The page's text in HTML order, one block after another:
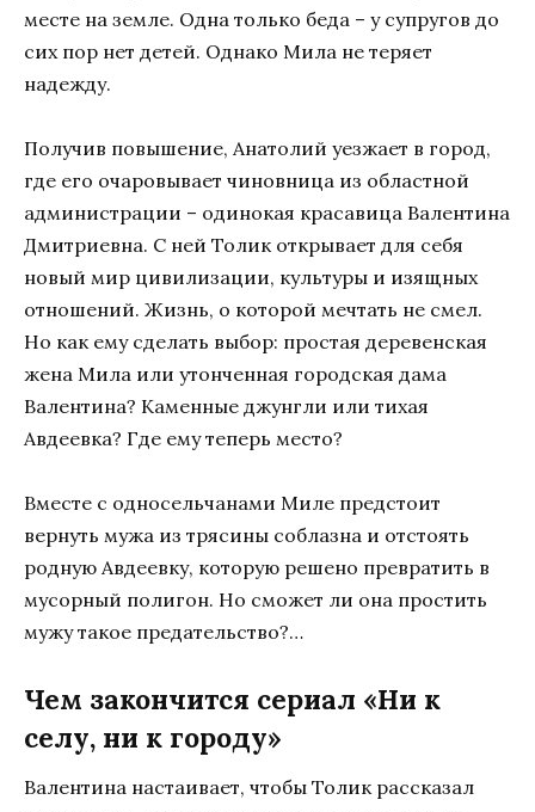
месте на земле. Одна только беда – у супругов до
сих пор нет детей. Однако Мила не теряет
надежду.
Получив повышение, Анатолий уезжает в город,
где его очаровывает чиновница из областной
администрации – одинокая красавица Валентина
Дмитриевна. С ней Толик открывает для себя
новый мир цивилизации, культуры и изящных
отношений. Жизнь, о которой мечтать не смел.
Но как ему сделать выбор: простая деревенская
жена Мила или утонченная городская дама
Валентина? Каменные джунгли или тихая
Авдеевка? Где ему теперь место?
Вместе с односельчанами Миле предстоит
вернуть мужа из трясины соблазна и отстоять
родную Авдеевку, которую решено превратить в
мусорный полигон. Но сможет ли она простить
мужу такое предательство?…
Чем закончится сериал «Ни к
селу, ни к городу»
Валентина настаивает, чтобы Толик рассказал